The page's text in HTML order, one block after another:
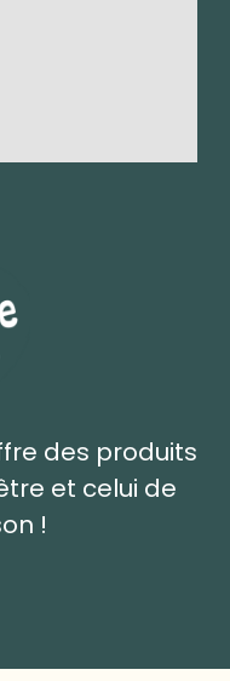
des produits
et celui de
!